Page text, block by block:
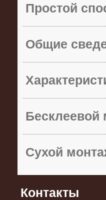
Простой
Общие
Бесклеевой
Сухой
Контакты